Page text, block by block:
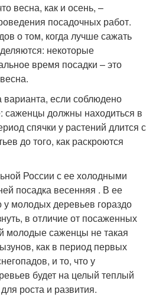
весна, как и осень, –
посадочных работ.
о том, когда лучше сажать
некоторые
время посадки – это
если соблюдено
саженцы должны находиться в
спячки у растений длится с
до того, как раскроются
России с ее холодными
посадка весенняя . В ее
у молодых деревьев гораздо
в отличие от посаженных
молодые саженцы не такая
как в период первых
и то, что у
будет на целый теплый
роста и развития.